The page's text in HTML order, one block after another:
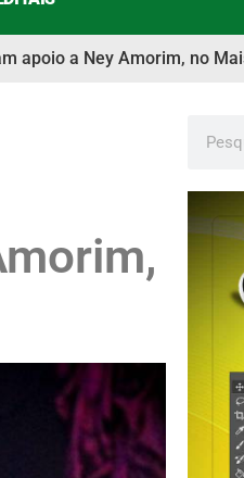
apoio a Ney Amorim, no